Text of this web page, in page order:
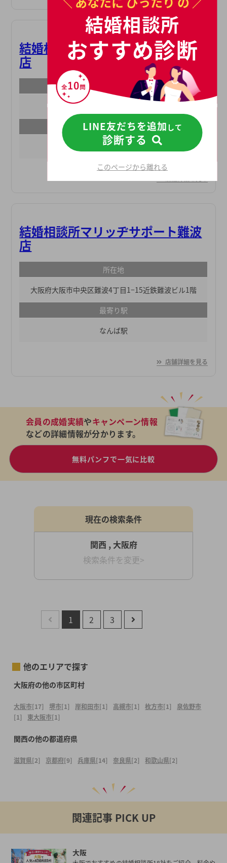
結婚相談所マリッヂサポート梅田
店
大阪府大阪市北区鶴野町1-3安田ビル503
最寄り駅
大阪梅田駅
結婚相談所マリッヂサポート難波
店
所在地
大阪府大阪市中央区難波4丁目1−15近鉄難波ビル1階
最寄り駅
なんば駅
店舗詳細を見る
会員の成婚実績やキャンペーン情報
などの詳細情報が分かります。
無料パンフで一気に比較
現在の検索条件
関西 , 大阪府
検索条件を変更>
1 2 3
他のエリアで探す
大阪府の他の市区町村
大阪市[17] 堺市[1] 岸和田市[1] 高槻市[1] 枚方市[1]
泉佐野市
[1]
東大阪市[1]
関西の他の都道府県
滋賀県[2] 京都府[9] 兵庫県[14] 奈良県[2] 和歌山県[2]
関連記事 PICK UP
大阪
結婚相談所
おすすめ診断
LINE友だちを追加 して
診断する
このページから離れる